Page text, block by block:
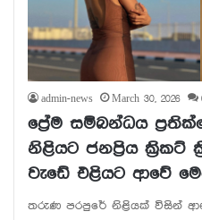
admin-news March 30, 2026
ප්‍රේම සම්බන්ධය
නිළියට ජනප්‍රිය ක්‍රිකට්
වැඩේ එළියට ආවේ
තරුණ පරපුරේ නිළියක් විසින්